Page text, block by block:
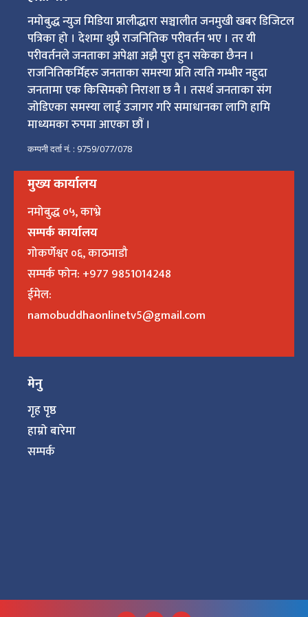
नमोबुद्ध न्युज मिडिया प्रालीद्धारा सञ्चालीत जनमुखी खबर डिजिटल
पत्रिका हो । देशमा थुप्रै राजनितिक परीवर्तन भए । तर यी
परीवर्तनले जनताका अपेक्षा अझै पुरा हुन सकेका छैनन ।
राजनितिकर्मिहरु जनताका समस्या प्रति त्यति गम्भीर नहुदा
जनतामा एक किसिमको निराशा छ नै । तसर्थ जनताका संग
जोडिएका समस्या लाई उजागर गरि समाधानका लागि हामि
माध्यमका रुपमा आएका छौं ।
कम्पनी दर्ता नं. : 9759/077/078
मुख्य कार्यालय
नमोबुद्ध ०५, काभ्रे
सम्पर्क कार्यालय
गोकर्णेश्वर ०६, काठमाडौ
सम्पर्क फोन: +977 9851014248
ईमेल:
namobuddhaonlinetv5@gmail.com
मेनु
गृह पृष्ठ
हाम्रो बारेमा
सम्पर्क